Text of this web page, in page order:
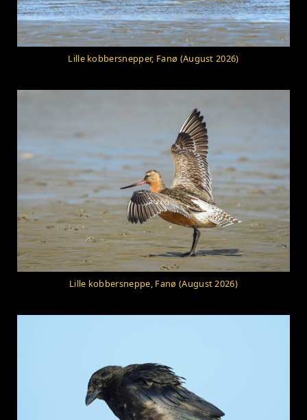
Lille kobbersnepper, Fanø (August 2026)
Lille kobbersneppe, Fanø (August 2026)